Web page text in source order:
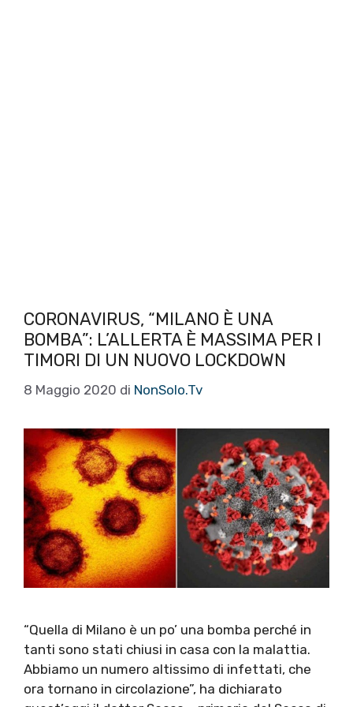
CORONAVIRUS, “MILANO È UNA
BOMBA”: L’ALLERTA È MASSIMA PER I
TIMORI DI UN NUOVO LOCKDOWN
8 Maggio 2020 di NonSolo.Tv
“Quella di Milano è un po’ una bomba perché in
tanti sono stati chiusi in casa con la malattia.
Abbiamo un numero altissimo di infettati, che
ora tornano in circolazione”, ha dichiarato